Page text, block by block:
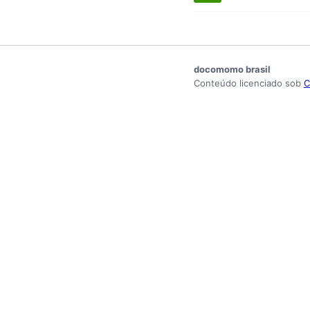
docomomo brasil
Conteúdo licenciado sob